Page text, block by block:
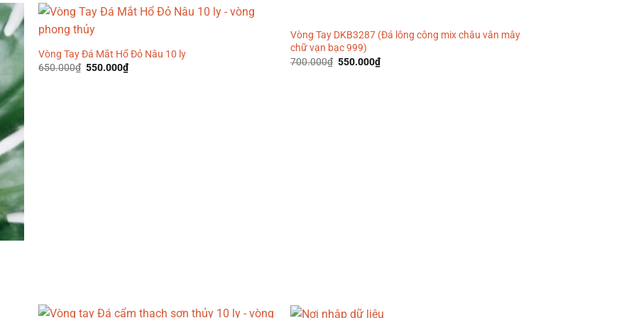
499.000₫.
Vòng Tay Đá Mắt Hổ Đỏ Nâu 10 ly
650.000₫ Giá
550.000₫Giá
Vòng Tay DKB3287 (Đá lông công mix châu vân mây
chữ vạn bạc 999)
700.000₫ Giá
550.000₫Giá
hiện